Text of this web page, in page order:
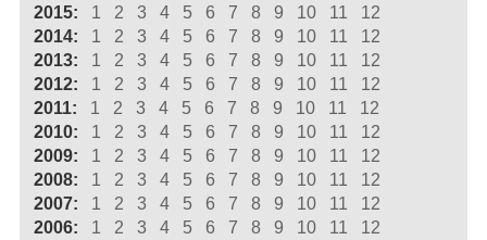
2015:
1 2 3 4 5 6 7 8 9 10 11
12
2014:
1 2 3 4 5 6 7 8 9 10 11
12
2013:
1 2 3 4 5 6 7 8 9 10 11
12
2012:
1 2 3 4 5 6 7 8 9 10 11
12
2011:
1 2 3 4 5 6 7 8 9 10 11
12
2010:
1 2 3 4 5 6 7 8 9 10 11
12
2009:
1 2 3 4 5 6 7 8 9 10 11
12
2008:
1 2 3 4 5 6 7 8 9 10 11
12
2007:
1 2 3 4 5 6 7 8 9 10 11
12
2006:
1 2 3 4 5 6 7 8 9 10 11 12